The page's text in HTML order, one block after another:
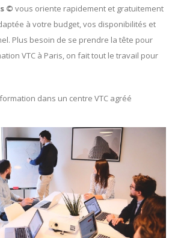
© vous oriente rapidement et gratuitement
à votre budget, vos disponibilités et
Plus besoin de se prendre la tête pour
VTC à Paris, on fait tout le travail pour
dans un centre VTC agréé